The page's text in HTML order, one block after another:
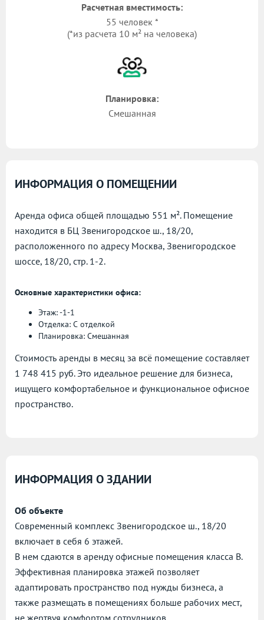
Расчетная вместимость:
55 человек *
(*из расчета 10 м² на человека)
Планировка:
Смешанная
ИНФОРМАЦИЯ О ПОМЕЩЕНИИ
Аренда офиса общей площадью 551 м². Помещение
находится в БЦ Звенигородское ш., 18/20,
расположенного по адресу Москва, Звенигородское
шоссе, 18/20, стр. 1-2.
Основные характеристики офиса:
Этаж: -1-1
Отделка: С отделкой
Планировка: Смешанная
Стоимость аренды в месяц за всё помещение составляет
1 748 415 руб. Это идеальное решение для бизнеса,
ищущего комфортабельное и функциональное офисное
пространство.
ИНФОРМАЦИЯ О ЗДАНИИ
Об объекте
Современный комплекс Звенигородское ш., 18/20
включает в себя 6 этажей.
В нем сдаются в аренду офисные помещения класса B.
Эффективная планировка этажей позволяет
адаптировать пространство под нужды бизнеса, а
также размещать в помещениях больше рабочих мест,
не жертвуя комфортом сотрудников.